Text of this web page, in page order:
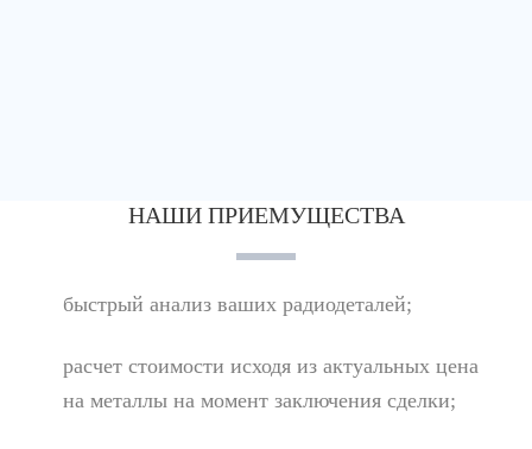
НАШИ ПРИЕМУЩЕСТВА
быстрый анализ ваших радиодеталей;
расчет стоимости исходя из актуальных цена
на металлы на момент заключения сделки;